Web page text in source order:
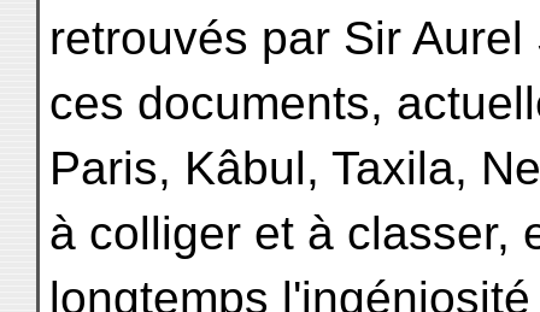
retrouvés par Sir
ces documents,
Paris, Kâbul, Taxila,
à colliger et à classer,
longtemps